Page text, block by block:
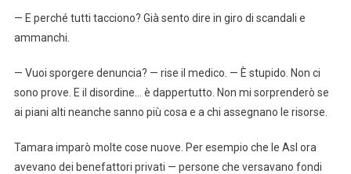
— E perché tutti tacciono? Già sento dire in giro di scandali e
ammanchi.
— Vuoi sporgere denuncia? — rise il medico. — È stupido. Non ci
sono prove. E il disordine… è dappertutto. Non mi sorprenderò se
ai piani alti neanche sanno più cosa e a chi assegnano le risorse.
Tamara imparò molte cose nuove. Per esempio che le Asl ora
avevano dei benefattori privati — persone che versavano fondi